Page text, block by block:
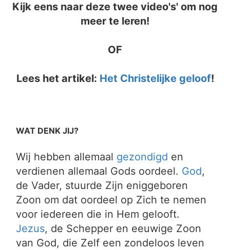
Kijk eens naar deze twee video's' om nog
meer te leren!
OF
Lees het artikel: Het Christelijke geloof!
WAT DENK JIJ?
Wij hebben allemaal gezondigd en
verdienen allemaal Gods oordeel. God,
de Vader, stuurde Zijn eniggeboren
Zoon om dat oordeel op Zich te nemen
voor iedereen die in Hem gelooft.
Jezus, de Schepper en eeuwige Zoon
van God, die Zelf een zondeloos leven